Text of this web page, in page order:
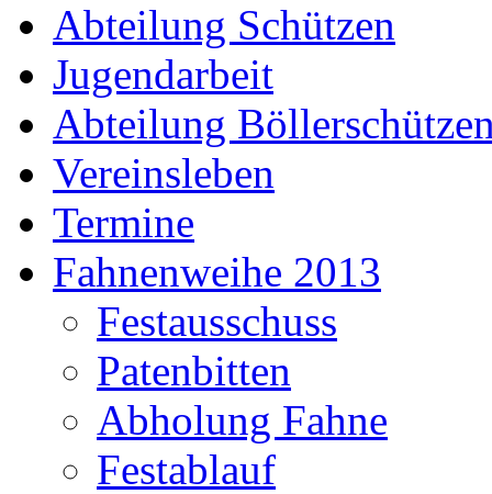
Abteilung Schützen
Jugendarbeit
Abteilung
Vereinsleben
Termine
Fahnenweihe 2013
Festausschuss
Patenbitten
Abholung Fahne
Festablauf